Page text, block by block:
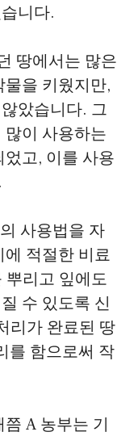
니다.
땅에서는 많은
을 키웠지만,
았습니다. 그
많이 사용하는
고, 이를 사용
사용법을 자
적절한 비료
뿌리고 잎에도
수 있도록 신
리가 완료된 땅
를 함으로써 작
A 농부는 기